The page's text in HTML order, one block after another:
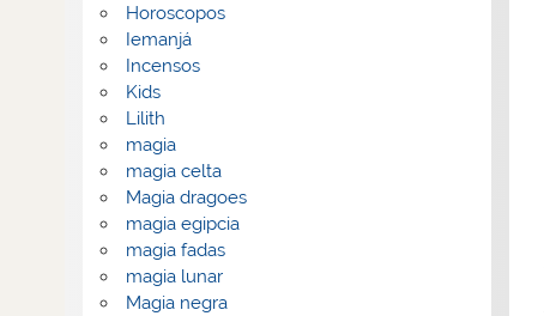
Horoscopos
Iemanjá
Incensos
Kids
Lilith
magia
magia celta
Magia dragoes
magia egipcia
magia fadas
magia lunar
Magia negra